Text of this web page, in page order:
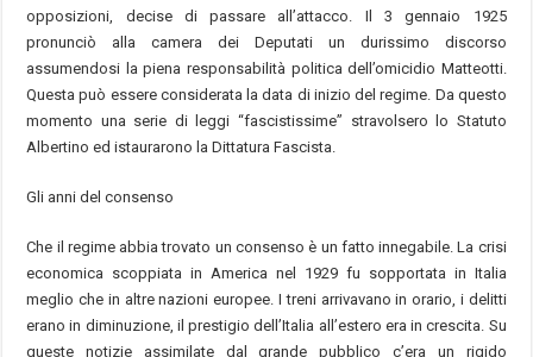
opposizioni, decise di passare all’attacco. Il 3 gennaio 1925
pronunciò alla camera dei Deputati un durissimo discorso
assumendosi la piena responsabilità politica dell’omicidio Matteotti.
Questa può essere considerata la data di inizio del regime. Da questo
momento una serie di leggi “fascistissime” stravolsero lo Statuto
Albertino ed istaurarono la Dittatura Fascista.
Gli anni del consenso
Che il regime abbia trovato un consenso è un fatto innegabile. La crisi
economica scoppiata in America nel 1929 fu sopportata in Italia
meglio che in altre nazioni europee. I treni arrivavano in orario, i delitti
erano in diminuzione, il prestigio dell’Italia all’estero era in crescita. Su
queste notizie assimilate dal grande pubblico c’era un rigido